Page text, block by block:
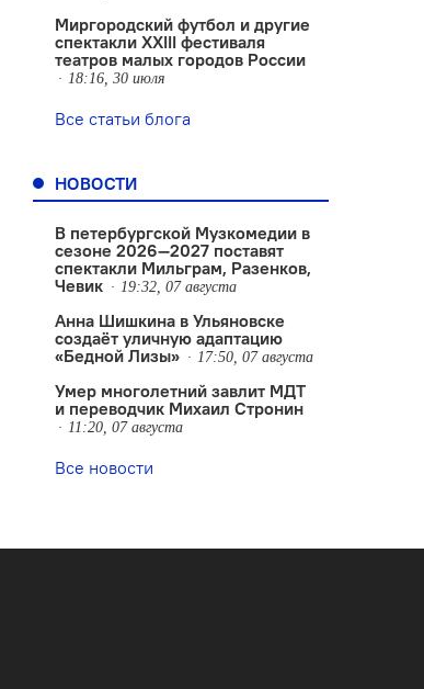
Миргородский футбол и другие
спектакли XXIII фестиваля
театров малых городов России
18:16, 30 июля
Все статьи блога
НОВОСТИ
В петербургской Музкомедии в
сезоне 2026—2027 поставят
спектакли Мильграм, Разенков,
Чевик
19:32, 07 августа
Анна Шишкина в Ульяновске
создаëт уличную адаптацию
«Бедной Лизы»
17:50, 07 августа
Умер многолетний завлит МДТ
и переводчик Михаил Стронин
11:20, 07 августа
Все новости